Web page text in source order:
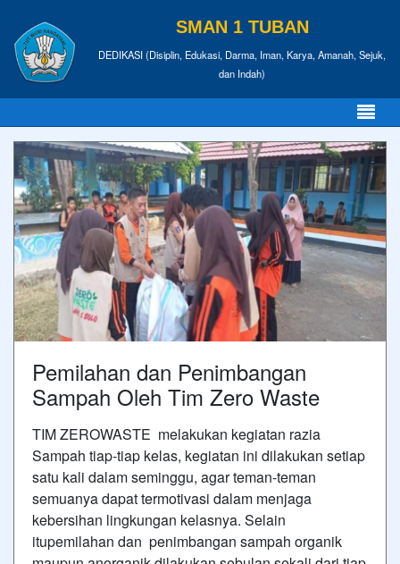
SMAN 1 TUBAN
DEDIKASI (Disiplin, Edukasi, Darma, Iman, Karya, Amanah, Sejuk,
dan Indah)
Pemilahan dan Penimbangan
Sampah Oleh Tim Zero Waste
TIM ZEROWASTE melakukan kegiatan razia
Sampah tiap-tiap kelas, kegiatan ini dilakukan setiap
satu kali dalam seminggu, agar teman-teman
semuanya dapat termotivasi dalam menjaga
kebersihan lingkungan kelasnya. Selain
itupemilahan dan penimbangan sampah organik